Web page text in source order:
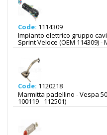
Code: 1114309
Impianto elettrico gruppo cavi
Sprint Veloce (OEM 114309) -
Code: 1120218
Marmitta padellino - Vespa
100119 - 112501)